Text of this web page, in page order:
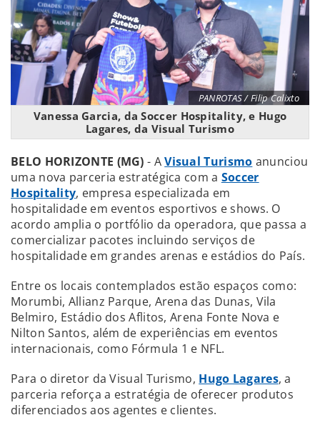
PANROTAS / Filip Calixto
Vanessa Garcia, da Soccer Hospitality, e Hugo
Lagares, da Visual Turismo
BELO HORIZONTE (MG) - AVisual Turismo anunciou
uma nova parceria estratégica com a Soccer
Hospitality, empresa especializada em
hospitalidade em eventos esportivos e shows. O
acordo amplia o portfólio da operadora, que passa a
comercializar pacotes incluindo serviços de
hospitalidade em grandes arenas e estádios do País.
Entre os locais contemplados estão espaços como:
Morumbi, Allianz Parque, Arena das Dunas, Vila
Belmiro, Estádio dos Aflitos, Arena Fonte Nova e
Nilton Santos, além de experiências em eventos
internacionais, como Fórmula 1 e NFL.
Para o diretor da Visual Turismo, Hugo Lagares, a
parceria reforça a estratégia de oferecer produtos
diferenciados aos agentes e clientes.